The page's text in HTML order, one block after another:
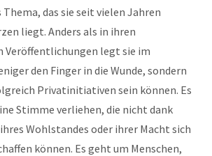
Thema, das sie seit vielen Jahren
liegt. Anders als in ihren
Veröffentlichungen legt sie im
den Finger in die Wunde, sondern
Privatinitiativen sein können. Es
Stimme verliehen, die nicht dank
Wohlstandes oder ihrer Macht sich
können. Es geht um Menschen,